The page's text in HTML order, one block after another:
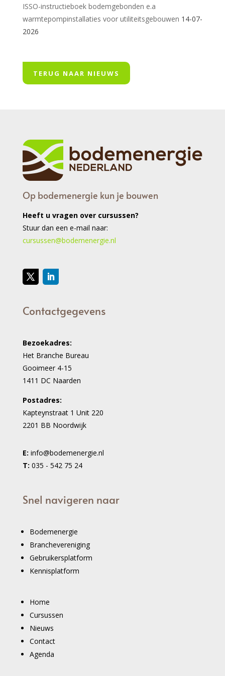
ISSO-instructieboek bodemgebonden e.a
warmtepompinstallaties voor utiliteitsgebouwen 14-07-
2026
TERUG NAAR NIEUWS
Op bodemenergie kun je bouwen
Heeft u vragen over cursussen?
Stuur dan een e-mail naar:
cursussen@bodemenergie.nl
Contactgegevens
Bezoekadres:
Het Branche Bureau
Gooimeer 4-15
1411 DC Naarden
Postadres:
Kapteynstraat 1 Unit 220
2201 BB Noordwijk
E: info@bodemenergie.nl
T: 035 - 542 75 24
Snel navigeren naar
Bodemenergie
Branchevereniging
Gebruikersplatform
Kennisplatform
Home
Cursussen
Nieuws
Contact
Agenda